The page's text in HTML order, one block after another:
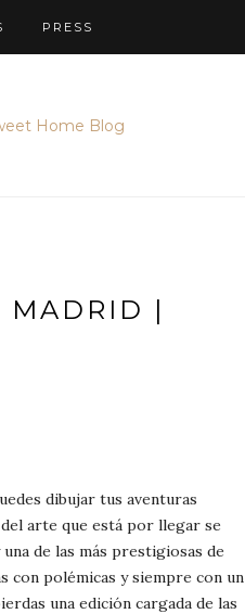
PRESS
MADRID |
dibujar tus aventuras
arte que está por llegar se
una de las más prestigiosas de
con polémicas y siempre con un
una edición cargada de las